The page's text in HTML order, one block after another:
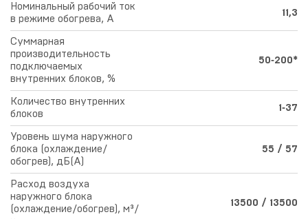
Номинальный рабочий ток
в режиме обогрева, А
11,3
Суммарная
производительность
подключаемых
внутренних блоков, %
50‑200*
Количество внутренних
блоков
1‑37
Уровень шума наружного
блока (охлаждение/
обогрев), дБ(А)
55 / 57
Расход воздуха
наружного блока
(охлаждение/обогрев), м³/
13500 / 13500